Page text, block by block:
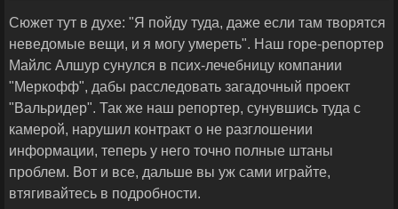
Сюжет тут в духе: "Я пойду туда, даже если там творятся
неведомые вещи, и я могу умереть". Наш горе-репортер
Майлс Алшур сунулся в псих-лечебницу компании
"Меркофф", дабы расследовать загадочный проект
"Вальридер". Так же наш репортер, сунувшись туда с
камерой, нарушил контракт о не разглошении
информации, теперь у него точно полные штаны
проблем. Вот и все, дальше вы уж сами играйте,
втягивайтесь в подробности.